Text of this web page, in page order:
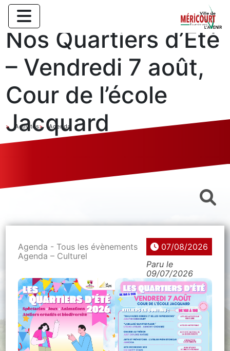
Nos Quartiers d’Eté
– Vendredi 7 août,
Cour de l’école
Jacquard
Activités Agenda
Agenda - Tous les évènements
Agenda – Culturel
07/08/2026
Paru le
09/07/2026